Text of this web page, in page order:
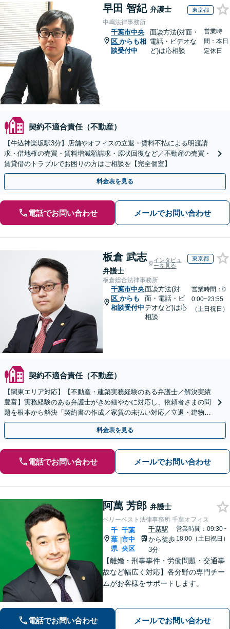
早田 智紀 弁護士 東京都
中嶋法律事務所
千葉市中央
区 からも相
談受付中
面談方法(対面・
電話・ビデオな
ど)は応相談
営業時
間：本日
定休日
契約不適合責任（不動産）
【牛込神楽坂駅3分】店舗やオフィスの立退・賃料不払による明渡請
求・借地権の売買・賃料増減額請求・原状回復など／不動産の売買・
賃貸借のトラブルでお困りの方はご相談を【完全個室】
料金表を見る
電話でお問い合わせ メールでお問い合わせ
板倉 武志
弁護士
インタビュ
ーを見る
東京都
板倉総合法律事務所
千葉市中央
区 からも
相談受付中
面談方法(対
面・電話・ビ
デオなど)は応
相談
営業時間：0
0:00~23:55
（土日祝日）
契約不適合責任（不動産）
【関東エリア対応】【不動産・建築実務経験のある弁護士／解決実績
豊富】実務経験のある弁護士がきめ細やかに対応し、依頼者さまの問
題を根本から解決「契約書の作成／家賃の未払い対応／立退・建物の
明け渡し請求／欠陥住宅トラブル」
料金表を見る
電話でお問い合わせ メールでお問い合わせ
阿萬 芳郎 弁護士
ベリーベスト法律事務所 千葉オフィス
千
葉
県
|
千葉
市中
央区
千葉駅
から徒歩
3分
営業時間：09:30~
18:00（土日祝日）
【離婚・刑事事件・労働問題・交通事
故など幅広く対応】各分野の専門チー
ムがお客様をサポートします。
電話でお問い合わせ メールでお問い合わせ